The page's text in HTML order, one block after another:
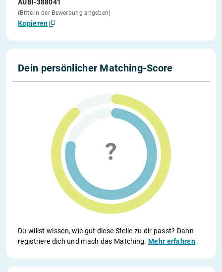
AUBI-388041
(Bitte in der Bewerbung angeben)
Kopieren
Dein persönlicher Matching-Score
Du willst wissen, wie gut diese Stelle zu dir passt? Dann
registriere dich und mach das Matching.Mehr erfahren